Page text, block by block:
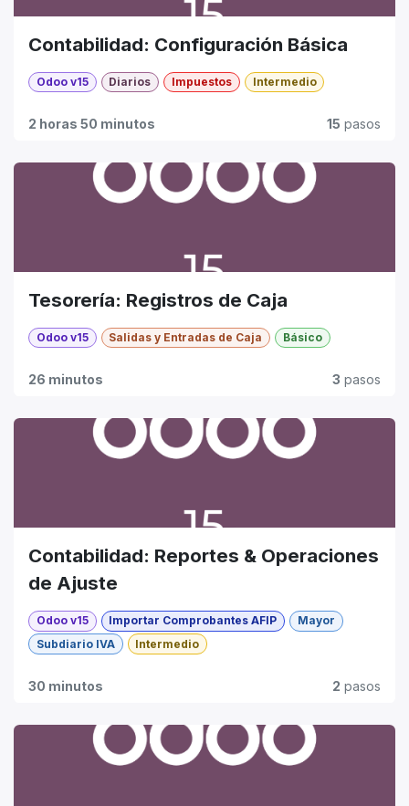
Contabilidad: Configuración Básica
Odoo v15 Diarios Impuestos Intermedio
2 horas 50 minutos 15 pasos
Tesorería: Registros de Caja
Odoo v15 Salidas y Entradas de Caja Básico
26 minutos 3 pasos
Contabilidad: Reportes & Operaciones
de Ajuste
Odoo v15 Importar Comprobantes AFIP
Mayor
Subdiario IVA
Intermedio
30 minutos 2 pasos